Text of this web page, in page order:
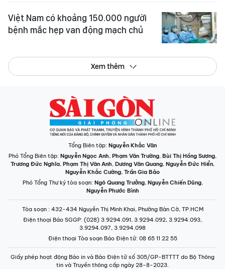
Việt Nam có khoảng 150.000 người
bệnh mắc hẹp van động mạch chủ
Xem thêm
Tổng Biên tập: Nguyễn Khắc Văn
Phó Tổng Biên tập: Nguyễn Ngọc Anh, Phạm Văn Trường, Bùi Thị Hồng Sương,
Trương Đức Nghĩa, Phạm Thị Vân Anh, Dương Văn Quang, Nguyễn Đức Hiển,
Nguyễn Khắc Cường, Trần Gia Bảo
Phó Tổng Thư ký tòa soạn: Ngô Quang Trưởng, Nguyễn Chiến Dũng,
Nguyễn Phước Bình
Tòa soạn : 432-434 Nguyễn Thị Minh Khai, Phường Bàn Cờ, TP.HCM
Điện thoại Báo SGGP: (028) 3.9294.091, 3.9294.092, 3.9294.093,
3.9294.097, 3.9294.098
Điện thoại Tòa soạn Báo Điện tử: 08 65 11 22 55
Giấy phép hoạt động Báo in và Báo Điện tử số 305/GP-BTTTT do Bộ Thông
tin và Truyền thông cấp ngày 28-8-2023.